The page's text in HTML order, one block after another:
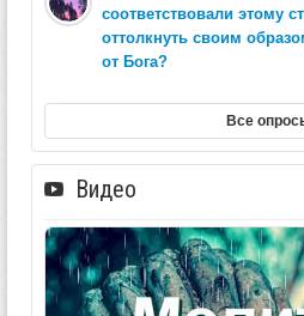
соответствовали этому
оттолкнуть своим
от Бога?
Все
Видео